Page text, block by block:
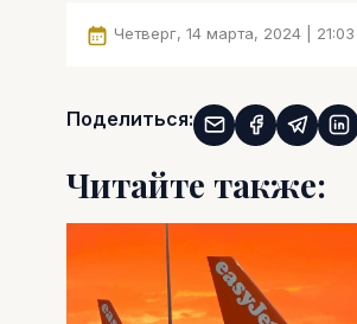
Четверг, 14 марта, 2024 | 21:03
Поделиться:
Читайте также: